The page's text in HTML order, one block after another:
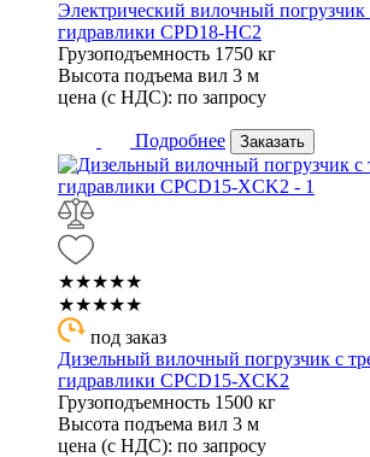
Электрический вилочный
гидравлики CPD18-HC2
Грузоподъемность 1750 кг
Высота подъема вил 3 м
цена (с НДС): по запросу
Подробнее Заказать
★★★★★
★★★★★
под заказ
Дизельный вилочный погрузчик с
гидравлики CPCD15-XCK2
Грузоподъемность 1500 кг
Высота подъема вил 3 м
цена (с НДС): по запросу